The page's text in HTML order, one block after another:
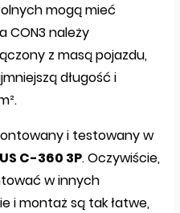
mogą mieć
CON3 należy
z masą pojazdu,
długość i
i testowany w
C-360 3P. Oczywiście,
w innych
i montaż są tak łatwe,